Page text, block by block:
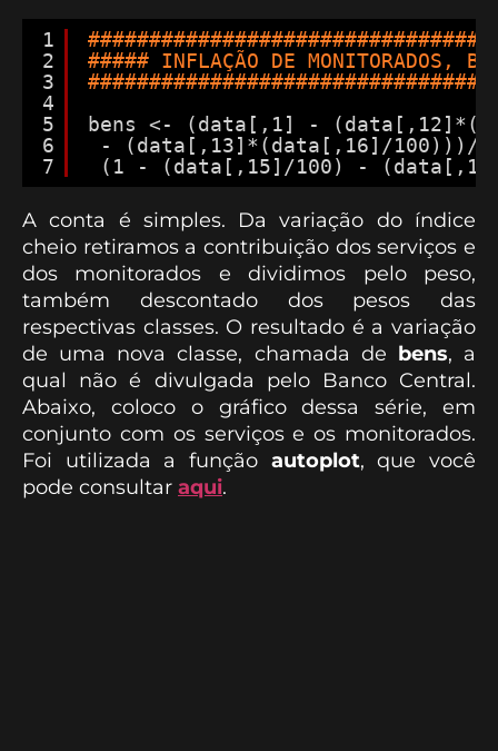
1
2
3
4
5
6
7
##### INFLAÇÃO DE MONITORADOS,
bens <- (data[,1] -
- (data[,13]*(data[,16]/100)))/
(1 - (data[,15]/100) -
A conta é simples. Da variação do índice
cheio retiramos a contribuição dos serviços e
dos monitorados e dividimos pelo peso,
também descontado dos pesos das
respectivas classes. O resultado é a variação
de uma nova classe, chamada de bens, a
qual não é divulgada pelo Banco Central.
Abaixo, coloco o gráfico dessa série, em
conjunto com os serviços e os monitorados.
Foi utilizada a função autoplot, que você
pode consultar aqui.